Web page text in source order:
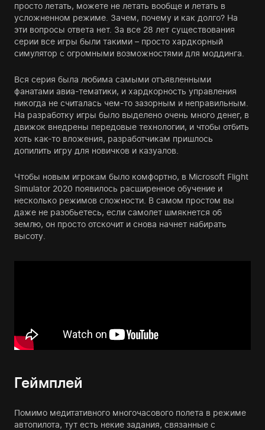
просто летать, можете не летать вообще и летать в
усложненном режиме. Зачем, почему и как долго? На
эти вопросы ответа нет. За все 28 лет существования
серии все игры были такими – просто хардкорный
симулятор с огромными возможностями для моддинга.
Вся серия была любима самыми отъявленными
фанатами авиа-тематики, и хардкорность управления
никогда не считалась чем-то зазорным и неправильным.
На разработку игры было выделено очень много денег, в
движок внедрены передовые технологии, и чтобы отбить
хоть как-то вложения, разработчикам пришлось
допилить игру для новичков и казуалов.
Чтобы новым игрокам было комфортно, в Microsoft Flight
Simulator 2020 появилось расширенное обучение и
несколько режимов сложности. В самом простом вы
даже не разобьетесь, если самолет шмякнется об
землю, он просто отскочит и снова начнет набирать
высоту.
Геймплей
Помимо медитативного многочасового полета в режиме
автопилота, тут есть некие задания, связанные с